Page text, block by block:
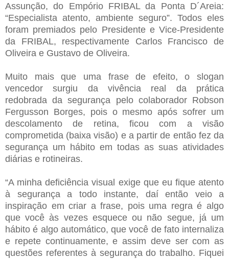
Assunção, do Empório FRIBAL da Ponta D´Areia:
“Especialista atento, ambiente seguro”. Todos eles
foram premiados pelo Presidente e Vice-Presidente
da FRIBAL, respectivamente Carlos Francisco de
Oliveira e Gustavo de Oliveira.
Muito mais que uma frase de efeito, o slogan
vencedor surgiu da vivência real da prática
redobrada da segurança pelo colaborador Robson
Fergusson Borges, pois o mesmo após sofrer um
descolamento de retina, ficou com a visão
comprometida (baixa visão) e a partir de então fez da
segurança um hábito em todas as suas atividades
diárias e rotineiras.
“A minha deficiência visual exige que eu fique atento
à segurança a todo instante, daí então veio a
inspiração em criar a frase, pois uma regra é algo
que você às vezes esquece ou não segue, já um
hábito é algo automático, que você de fato internaliza
e repete continuamente, e assim deve ser com as
questões referentes à segurança do trabalho. Fiquei